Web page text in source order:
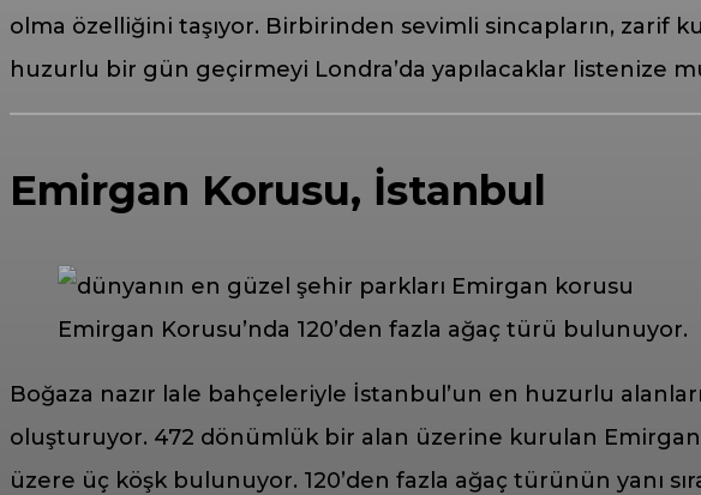
olma özelliğini taşıyor. Birbirinden sevimli sincapların, zarif
huzurlu bir gün geçirmeyi Londra’da yapılacaklar listenize
Emirgan Korusu, İstanbul
Emirgan Korusu’nda 120’den fazla ağaç türü bulunuyor.
Boğaza nazır lale bahçeleriyle İstanbul’un en huzurlu
oluşturuyor. 472 dönümlük bir alan üzerine kurulan Emirgan
üzere üç köşk bulunuyor. 120’den fazla ağaç türünün yanı